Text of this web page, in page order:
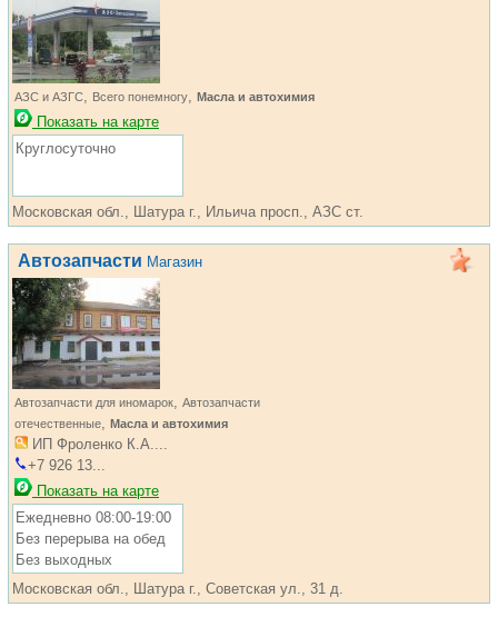
АЗС и АЗГС, Всего понемногу, Масла и автохимия
Показать на карте
Круглосуточно
Московская обл., Шатура г., Ильича просп., АЗС ст.
Автозапчасти Магазин
Автозапчасти для иномарок, Автозапчасти
отечественные, Масла и автохимия
ИП Фроленко К.А....
+7 926 13...
Показать на карте
Ежедневно 08:00-19:00
Без перерыва на обед
Без выходных
Московская обл., Шатура г., Советская ул., 31 д.